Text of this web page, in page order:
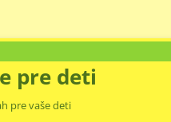
pre deti
pre vaše deti